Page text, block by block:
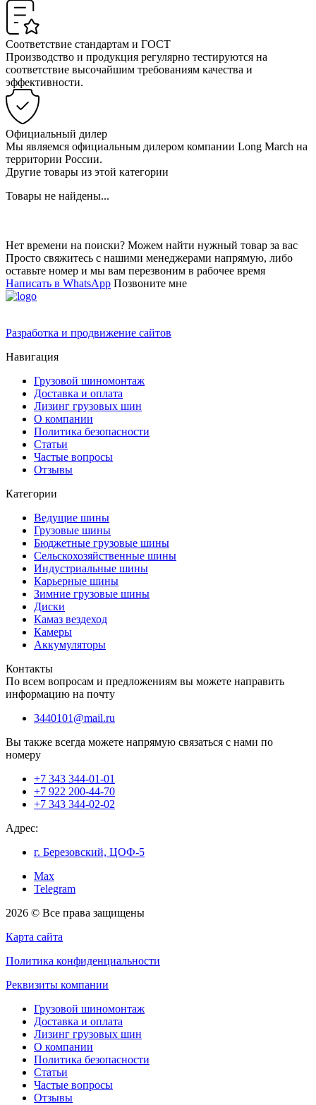
Соответствие стандартам и ГОСТ
Производство и продукция регулярно тестируются на
соответствие высочайшим требованиям качества и
эффективности.
Официальный дилер
Мы являемся официальным дилером компании Long March на
территории России.
Другие товары из этой категории
Товары не найдены...
Нет времени на поиски? Можем найти нужный товар за вас
Просто свяжитесь с нашими менеджерами напрямую, либо
оставьте номер и мы вам перезвоним в рабочее время
Написать в WhatsApp Позвоните мне
Разработка и продвижение сайтов
Навигация
Грузовой шиномонтаж
Доставка и оплата
Лизинг грузовых шин
О компании
Политика безопасности
Статьи
Частые вопросы
Отзывы
Категории
Ведущие шины
Грузовые шины
Бюджетные грузовые шины
Сельскохозяйственные шины
Индустриальные шины
Карьерные шины
Зимние грузовые шины
Диски
Камаз вездеход
Камеры
Аккумуляторы
Контакты
По всем вопросам и предложениям вы можете направить
информацию на почту
3440101@mail.ru
Вы также всегда можете напрямую связаться с нами по
номеру
+7 343 344-01-01
+7 922 200-44-70
+7 343 344-02-02
Адрес:
г. Березовский, ЦОФ-5
Max
Telegram
2026 © Все права защищены
Карта сайта
Политика конфиденциальности
Реквизиты компании
Грузовой шиномонтаж
Доставка и оплата
Лизинг грузовых шин
О компании
Политика безопасности
Статьи
Частые вопросы
Отзывы